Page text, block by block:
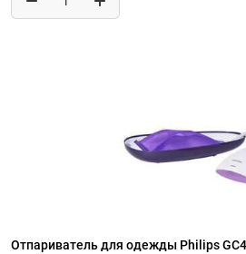
Отпариватель для одежды Philips